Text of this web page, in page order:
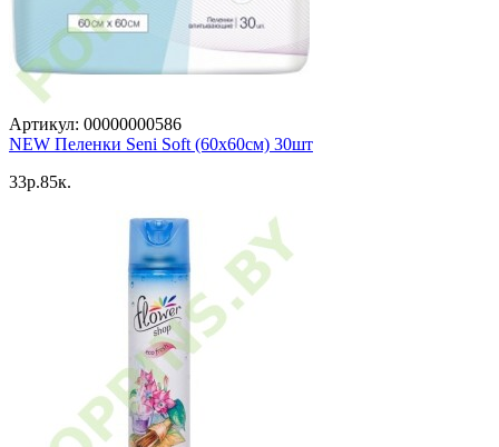
Артикул: 00000000586
NEW Пеленки Seni Soft (60x60см) 30шт
33p.85к.